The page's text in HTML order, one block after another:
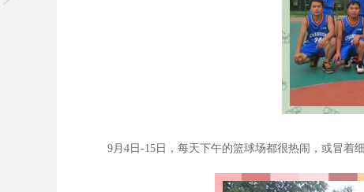
9月4 日-15 日，每天下午的篮球场都很热闹，或冒着